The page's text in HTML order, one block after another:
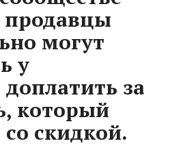
продавцы
могут
у
за
который
скидкой.